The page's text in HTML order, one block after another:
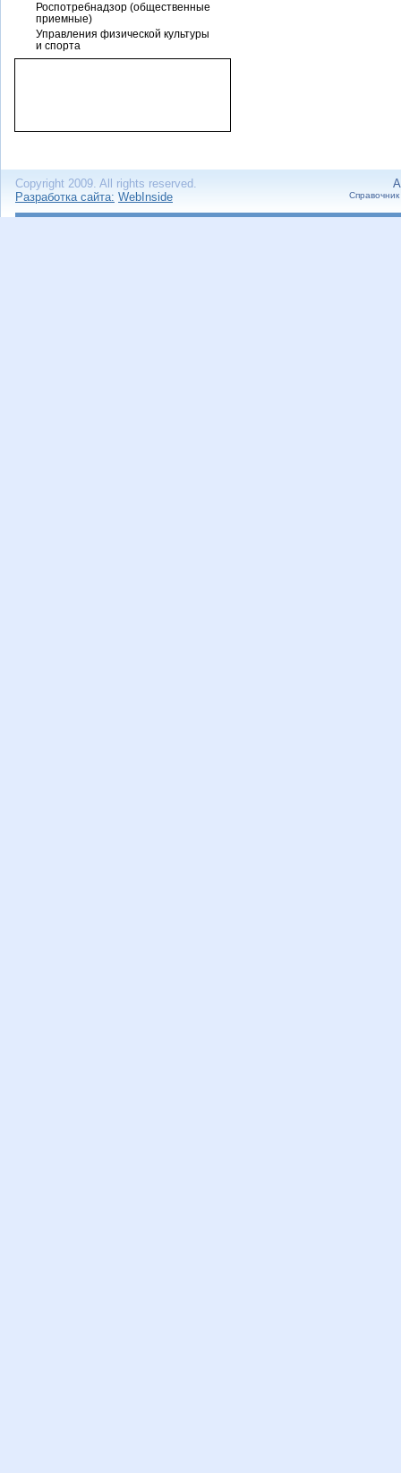
Роспотребнадзор (общественные
приемные)
Управления физической культуры
и спорта
Copyright 2009. All rights reserved.
Разработка сайта: WebInside